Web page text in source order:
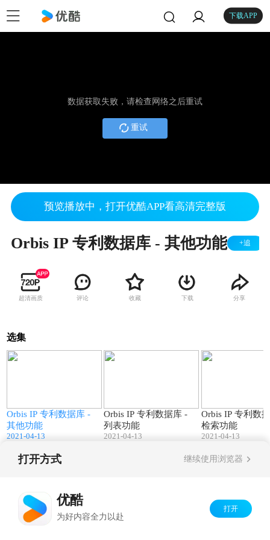
下载APP
数据获取失败，请检查网络之后重试
重试
预览播放中，打开优酷APP看高清完整版
Orbis IP 专利数据库 - 其他功能 +追
超清画质 评论 收藏 下载 分享
选集
Orbis IP 专利数据库 -
其他功能
2021-04-13
Orbis IP 专利数据库 -
列表功能
2021-04-13
Orbis IP 专利数
检索功能
2021-04-13
打开方式 继续使用浏览器
优酷
为好内容全力以赴
打开